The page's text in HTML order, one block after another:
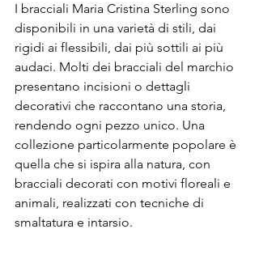
I bracciali Maria Cristina Sterling sono
disponibili in una varietà di stili, dai
rigidi ai flessibili, dai più sottili ai più
audaci. Molti dei bracciali del marchio
presentano incisioni o dettagli
decorativi che raccontano una storia,
rendendo ogni pezzo unico. Una
collezione particolarmente popolare è
quella che si ispira alla natura, con
bracciali decorati con motivi floreali e
animali, realizzati con tecniche di
smaltatura e intarsio.